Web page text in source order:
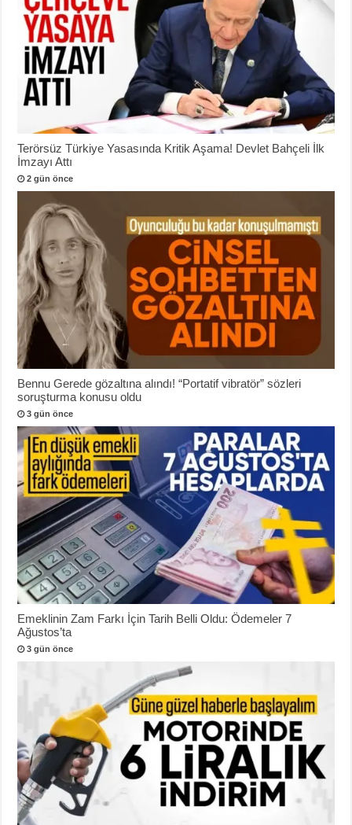
Terörsüz Türkiye Yasasında Kritik Aşama! Devlet Bahçeli İlk
İmzayı Attı
2 gün önce
Bennu Gerede gözaltına alındı! “Portatif vibratör” sözleri
soruşturma konusu oldu
3 gün önce
Emeklinin Zam Farkı İçin Tarih Belli Oldu: Ödemeler 7
Ağustos’ta
3 gün önce